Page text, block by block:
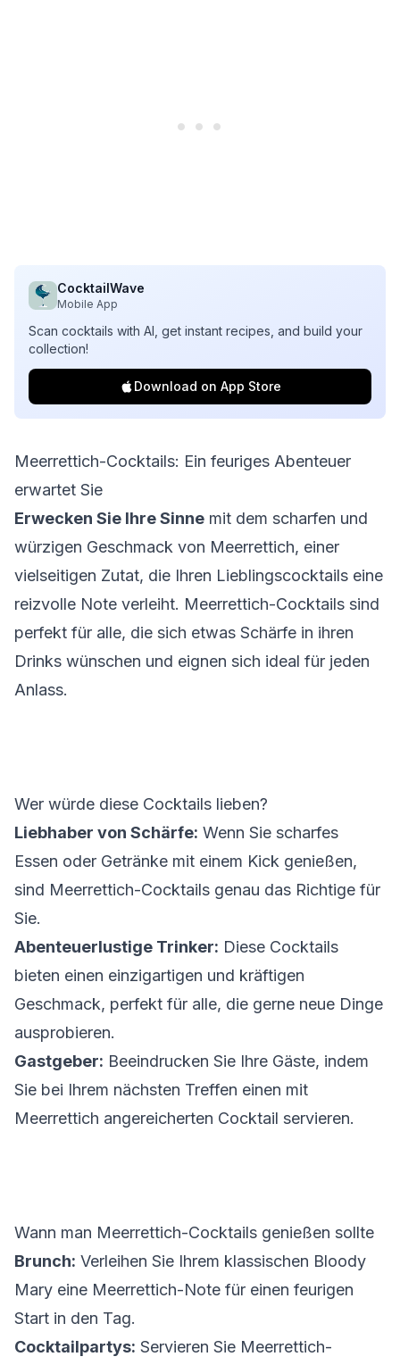
CocktailWave
Mobile App
Scan cocktails with AI, get instant recipes, and build your
collection!
Download on App Store
Meerrettich-Cocktails: Ein feuriges Abenteuer
erwartet Sie
Erwecken Sie Ihre Sinne mit dem scharfen und
würzigen Geschmack von Meerrettich, einer
vielseitigen Zutat, die Ihren Lieblingscocktails eine
reizvolle Note verleiht. Meerrettich-Cocktails sind
perfekt für alle, die sich etwas Schärfe in ihren
Drinks wünschen und eignen sich ideal für jeden
Anlass.
Wer würde diese Cocktails lieben?
Liebhaber von Schärfe: Wenn Sie scharfes
Essen oder Getränke mit einem Kick genießen,
sind Meerrettich-Cocktails genau das Richtige für
Sie.
Abenteuerlustige Trinker: Diese Cocktails
bieten einen einzigartigen und kräftigen
Geschmack, perfekt für alle, die gerne neue Dinge
ausprobieren.
Gastgeber: Beeindrucken Sie Ihre Gäste, indem
Sie bei Ihrem nächsten Treffen einen mit
Meerrettich angereicherten Cocktail servieren.
Wann man Meerrettich-Cocktails genießen sollte
Brunch: Verleihen Sie Ihrem klassischen Bloody
Mary eine Meerrettich-Note für einen feurigen
Start in den Tag.
Cocktailpartys: Servieren Sie Meerrettich-